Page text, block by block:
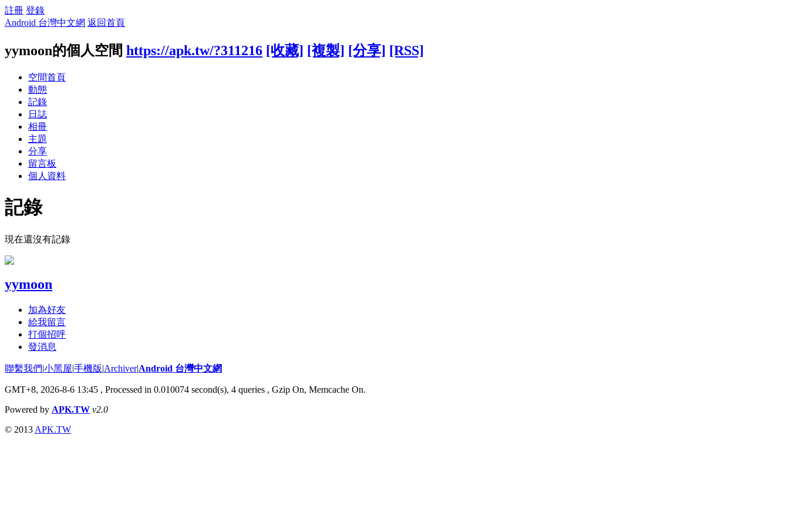
註冊 登錄
Android 台灣中文網 返回首頁
yymoon的個人空間 https://apk.tw/?311216 [收藏] [複製] [分享] [RSS]
空間首頁
動態
記錄
日誌
相冊
主題
分享
留言板
個人資料
記錄
現在還沒有記錄
yymoon
加為好友
給我留言
打個招呼
發消息
聯繫我們|小黑屋|手機版|Archiver|Android 台灣中文網
GMT+8, 2026-8-6 13:45 , Processed in 0.010074 second(s), 4 queries , Gzip On, Memcache On.
Powered by APK.TW v2.0
© 2013 APK.TW